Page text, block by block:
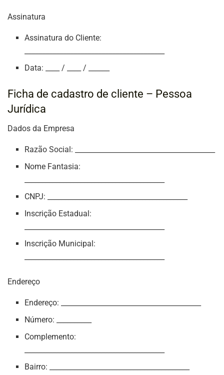
Assinatura
Assinatura do Cliente:
Data: ____ / ____ / ______
Ficha de cadastro de cliente – Pessoa
Jurídica
Dados da Empresa
Razão Social: ________________________________________
Nome Fantasia:
CNPJ: ________________________________________
Inscrição Estadual:
Inscrição Municipal:
Endereço
Endereço: ________________________________________
Número: __________
Complemento:
Bairro: ________________________________________